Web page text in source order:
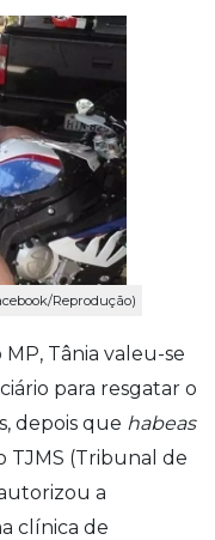
Reprodução)
Tânia valeu-se
para resgatar o
depois que habeas
(Tribunal de
a
clínica de